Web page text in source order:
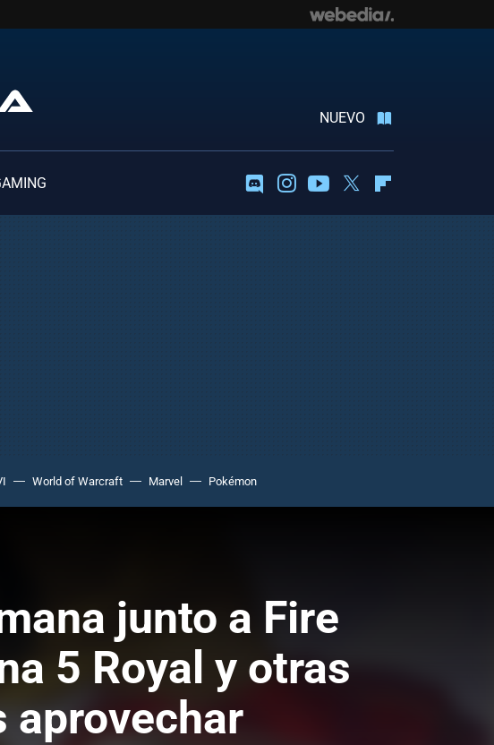
NUEVO
DiscordInstagramYoutubeTwitter
World of Warcraft Marvel Pokémon
junto a Fire
5 Royal y otras
aprovechar